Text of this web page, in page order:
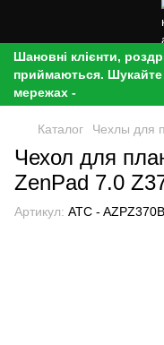
Шановні клієнти,
приймаються. Шукайте
мережах -
Каталог Чехлы для
Чехол для
ZenPad 7.0
Артикул: ATC - AZPZ370B